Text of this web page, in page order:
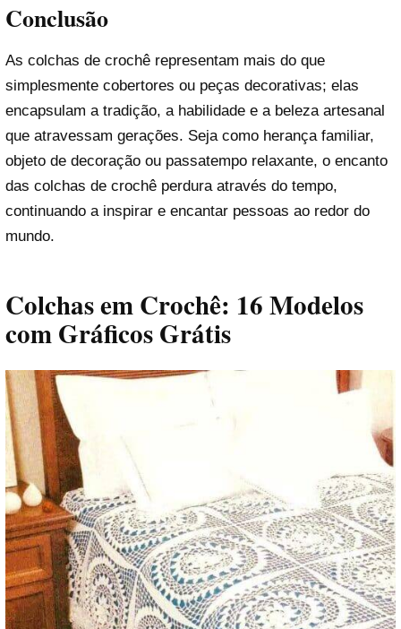
Conclusão
As colchas de crochê representam mais do que
simplesmente cobertores ou peças decorativas; elas
encapsulam a tradição, a habilidade e a beleza artesanal
que atravessam gerações. Seja como herança familiar,
objeto de decoração ou passatempo relaxante, o encanto
das colchas de crochê perdura através do tempo,
continuando a inspirar e encantar pessoas ao redor do
mundo.
Colchas em Crochê: 16 Modelos
com Gráficos Grátis